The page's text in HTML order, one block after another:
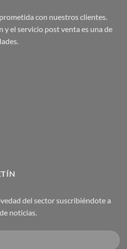
con nuestros clientes.
y el servicio post venta es una de
del sector suscribiéndote a
noticias.